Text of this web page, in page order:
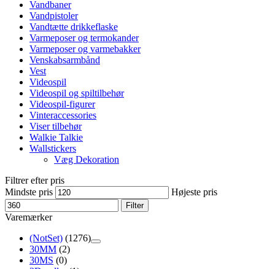
Vandbaner
Vandpistoler
Vandtætte drikkeflaske
Varmeposer og termokander
Varmeposer og varmebakker
Venskabsarmbånd
Vest
Videospil
Videospil og spiltilbehør
Videospil-figurer
Vinteraccessories
Viser tilbehør
Walkie Talkie
Wallstickers
Væg Dekoration
Filtrer efter pris
Mindste pris
Højeste pris
Filter
Varemærker
(NotSet) (1276)
30MM (2)
30MS (0)